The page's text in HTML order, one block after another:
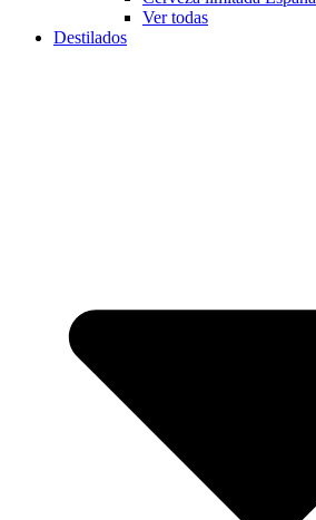
Ver todas
Destilados